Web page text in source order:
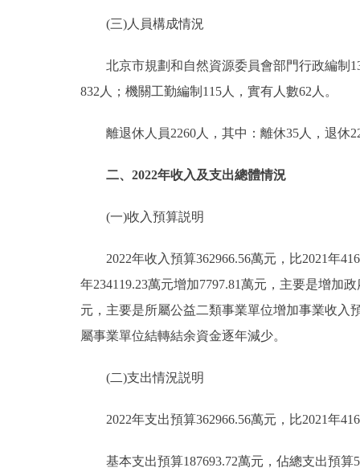
(三)人員構成情況
北京市規劃和自然資源委員會部門行政編制
832人；機關工勤編制115人，實有人數62人。
離退休人員2260人，其中：離休35人，退休
二、2022年收入及支出總體情況
(一)收入預算説明
2022年收入預算362966.56萬元，比2021年
年234119.23萬元增加7797.81萬元，主要是增加
元，主要是所屬公益二類事業單位增加事業收入
屬事業單位結轉結余資金逐年減少。
(二)支出情況説明
2022年支出預算362966.56萬元，比2021年
基本支出預算187693.72萬元，佔總支出預算